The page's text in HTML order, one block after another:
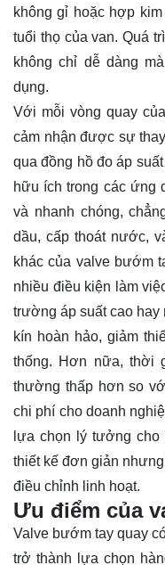
không gỉ hoặc hợp
tuổi thọ của van. Quá
không chỉ dễ dàng
dụng.
Với mỗi vòng quay
cảm nhận được sự
qua đồng hồ đo áp
hữu ích trong các ứng
và nhanh chóng,
dầu, cấp thoát nước,
khác của valve bướm
nhiều điều kiện làm
trường áp suất cao
kín hoàn hảo, giảm
thống. Hơn nữa, thời
thường thấp hơn so
chi phí cho doanh
lựa chọn lý tưởng
thiết kế đơn giản
điều chỉnh linh hoạt.
Ưu điểm của
Valve bướm tay quay
trở thành lựa chọn